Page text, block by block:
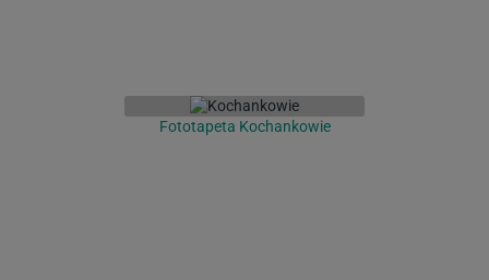
Fototapeta Kochankowie